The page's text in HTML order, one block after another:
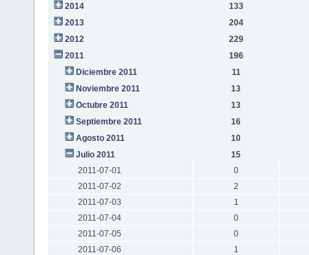
2014
133
2013
204
2012
229
2011
196
Diciembre 2011
11
Noviembre 2011
13
Octubre 2011
13
Septiembre 2011
16
Agosto 2011
10
Julio 2011
15
2011-07-01
0
2011-07-02
2
2011-07-03
1
2011-07-04
0
2011-07-05
0
2011-07-06
1